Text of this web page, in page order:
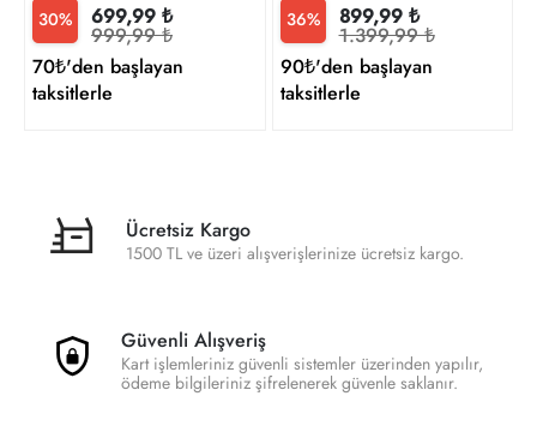
30% 699,99 ₺
999,99 ₺
70₺'den başlayan
taksitlerle
36% 899,99 ₺
1.399,99 ₺
90₺'den başlayan
taksitlerle
Ücretsiz Kargo
1500 TL ve üzeri alışverişlerinize ücretsiz kargo.
Güvenli Alışveriş
Kart işlemleriniz güvenli sistemler üzerinden yapılır,
ödeme bilgileriniz şifrelenerek güvenle saklanır.